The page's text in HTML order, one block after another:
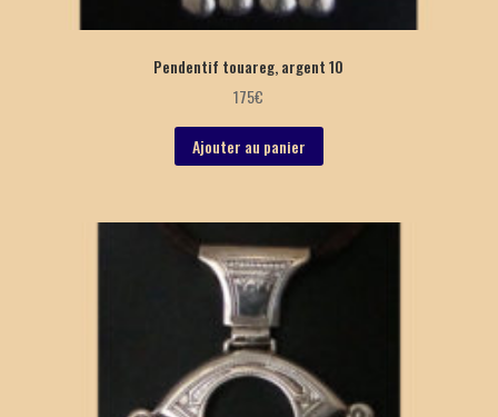
Pendentif touareg, argent 10
175€
Ajouter au panier